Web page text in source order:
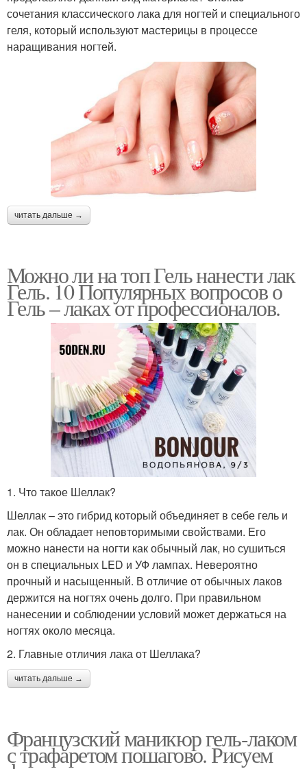
сочетания классического лака для ногтей и специального
геля, который используют мастерицы в процессе
наращивания ногтей.
читать дальше →
Можно ли на топ Гель нанести лак
Гель. 10 Популярных вопросов о
Гель – лаках от профессионалов.
1. Что такое Шеллак?
Шеллак – это гибрид который объединяет в себе гель и
лак. Он обладает неповторимыми свойствами. Его
можно нанести на ногти как обычный лак, но сушиться
он в специальных LED и УФ лампах. Невероятно
прочный и насыщенный. В отличие от обычных лаков
держится на ногтях очень долго. При правильном
нанесении и соблюдении условий может держаться на
ногтях около месяца.
2. Главные отличия лака от Шеллака?
читать дальше →
Французский маникюр гель-лаком
с трафаретом пошагово. Рисуем